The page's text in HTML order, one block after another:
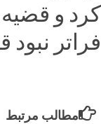
کرد و
فراتر
مطالب مرتبط